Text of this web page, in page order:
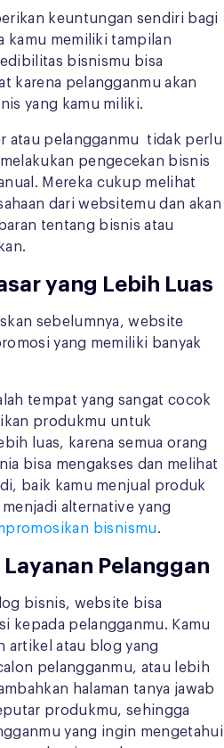
keuntungan sendiri bagi
kamu memiliki tampilan
bisnismu bisa
karena pelangganmu akan
yang kamu miliki.
atau pelangganmu tidak perlu
pengecekan bisnis
Mereka cukup melihat
dari websitemu dan akan
tentang bisnis atau
yang Lebih Luas
sebelumnya, website
yang memiliki banyak
tempat yang sangat cocok
produkmu untuk
luas, karena semua orang
bisa mengakses dan melihat
baik kamu menjual produk
alternative yang
bisnismu.
Pelanggan
bisnis, website bisa
kepada pelangganmu. Kamu
artikel atau blog yang
pelangganmu, atau lebih
halaman tanya jawab
produkmu, sehingga
yang ingin mengetahui